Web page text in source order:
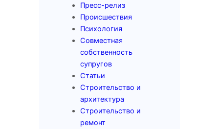
Пресс-релиз
Происшествия
Психология
Совместная
собственность
супругов
Статьи
Строительство и
архитектура
Строительство и
ремонт